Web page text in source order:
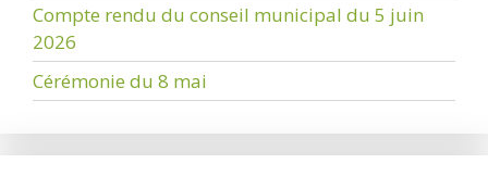
Compte rendu du conseil municipal du 5 juin
2026
Cérémonie du 8 mai